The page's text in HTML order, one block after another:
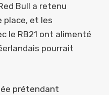
Bull a retenu
place, et les
le RB21 ont alimenté
pourrait
prétendant